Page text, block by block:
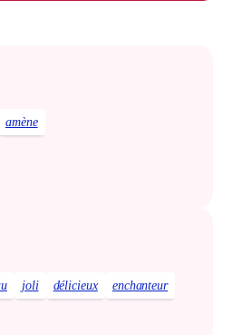
amène
joli délicieux
enchanteur